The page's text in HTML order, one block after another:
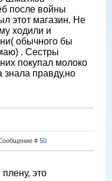
после войны
этот магазин. Не
ходили и
обычного бы
. Сестры
покупал молоко
правду,но
# 50
это